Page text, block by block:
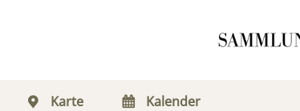
Karte Kalender